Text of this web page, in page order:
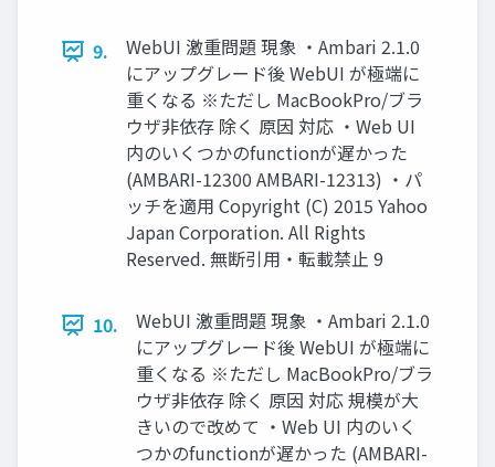
9.
WebUI 激重問題 現象 ・Ambari 2.1.0
にアップグレード後 WebUI が極端に
重くなる ※ただし MacBookPro/ブラ
ウザ非依存 除く 原因 対応 ・Web UI
内のいくつかのfunctionが遅かった
(AMBARI-12300 AMBARI-12313) ・パ
ッチを適用 Copyright (C) 2015 Yahoo
Japan Corporation. All Rights
Reserved. 無断引用・転載禁止 9
10.
WebUI 激重問題 現象 ・Ambari 2.1.0
にアップグレード後 WebUI が極端に
重くなる ※ただし MacBookPro/ブラ
ウザ非依存 除く 原因 対応 規模が大
きいので改めて ・Web UI 内のいく
つかのfunctionが遅かった (AMBARI-